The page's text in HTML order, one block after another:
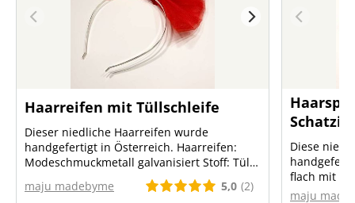
Haarreifen mit Tüllschleife
Dieser niedliche Haarreifen wurde
handgefertigt in Österreich. Haarreifen:
Modeschmuckmetall galvanisiert Stoff: Tüll
aus Polyester Größe Haarreifen: Umfang
37cm, Breite 5mm Größe Schleife: ca. 18cm
maju madebyme 5,0 (2)
Schatzi
Diese
handgefertigt in
flach mit
maju